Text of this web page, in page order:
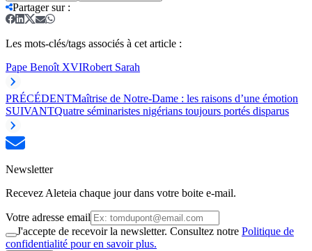
Partager sur:
Les mots-clés/tags associés à cet article :
Pape Benoît XVIRobert Sarah
PRÉCÉDENTMaîtrise de Notre-Dame : les raisons d’une émotion
SUIVANTQuatre séminaristes nigérians toujours portés disparus
Newsletter
Recevez Aleteia chaque jour dans votre boite e-mail.
Votre adresse email
J'accepte de recevoir la newsletter. Consultez notre Politique de
confidentialité pour en savoir plus.